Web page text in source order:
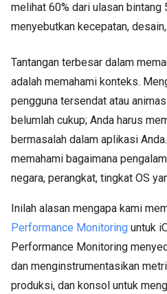
melihat 60% dari ulasan bintang
menyebutkan kecepatan,
Tantangan terbesar dalam
adalah memahami konteks.
pengguna tersendat atau
belumlah cukup; Anda harus
bermasalah dalam aplikasi
memahami bagaimana
negara, perangkat, tingkat OS
Inilah alasan mengapa kami
Performance Monitoring untuk
Performance Monitoring
dan menginstrumentasikan
produksi, dan konsol untuk